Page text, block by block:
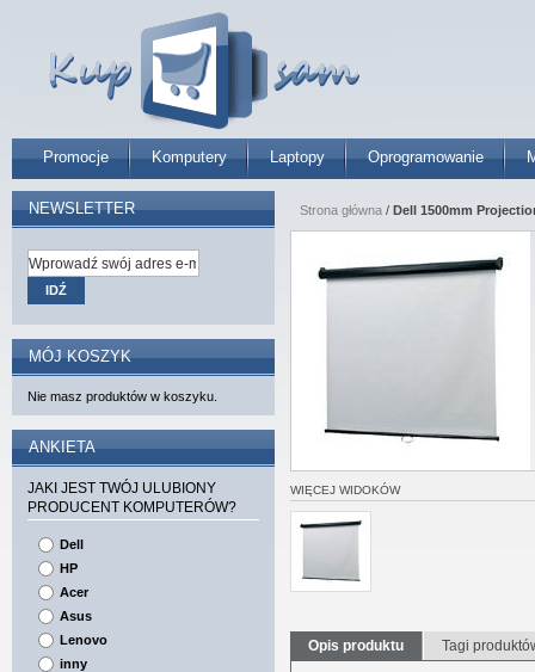
Promocje Komputery Laptopy Oprogramowanie
Strona główna / Dell 1500mm
WIĘCEJ WIDOKÓW
Opis produktu Tagi
NEWSLETTER
IDŹ
MÓJ KOSZYK
Nie masz produktów w koszyku.
ANKIETA
JAKI JEST TWÓJ ULUBIONY
PRODUCENT KOMPUTERÓW?
Dell
HP
Acer
Asus
Lenovo
inny